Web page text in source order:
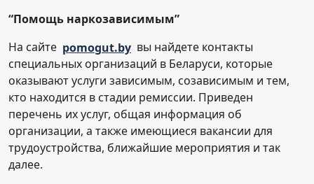
“Помощь наркозависимым”
На сайте pomogut.by вы найдете контакты
специальных организаций в Беларуси, которые
оказывают услуги зависимым, созависимым и тем,
кто находится в стадии ремиссии. Приведен
перечень их услуг, общая информация об
организации, а также имеющиеся вакансии для
трудоустройства, ближайшие мероприятия и так
далее.